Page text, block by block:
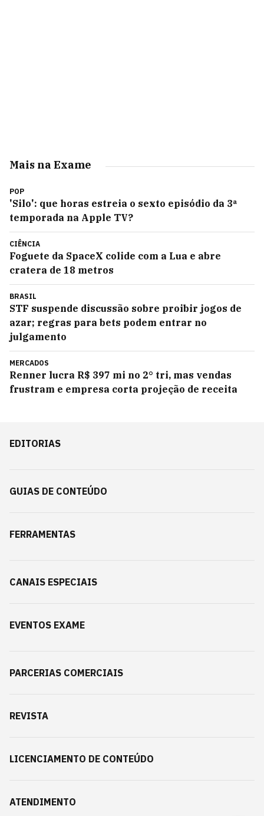
Mais na Exame
POP
'Silo': que horas estreia o sexto episódio da 3ª
temporada na Apple TV?
CIÊNCIA
Foguete da SpaceX colide com a Lua e abre
cratera de 18 metros
BRASIL
STF suspende discussão sobre proibir jogos de
azar; regras para bets podem entrar no
julgamento
MERCADOS
Renner lucra R$ 397 mi no 2° tri, mas vendas
frustram e empresa corta projeção de receita
EDITORIAS
GUIAS DE CONTEÚDO
FERRAMENTAS
CANAIS ESPECIAIS
EVENTOS EXAME
PARCERIAS COMERCIAIS
REVISTA
LICENCIAMENTO DE CONTEÚDO
ATENDIMENTO